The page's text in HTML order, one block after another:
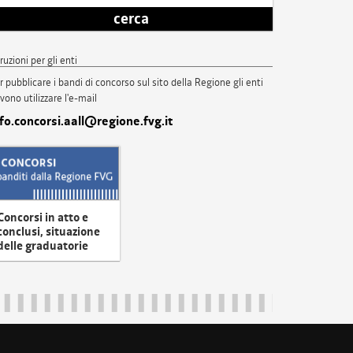
cerca
per gli enti
pubblicare i bandi di concorso sul sito della Regione gli enti
utilizzare l'e-mail
in atto e
situazione
graduatorie